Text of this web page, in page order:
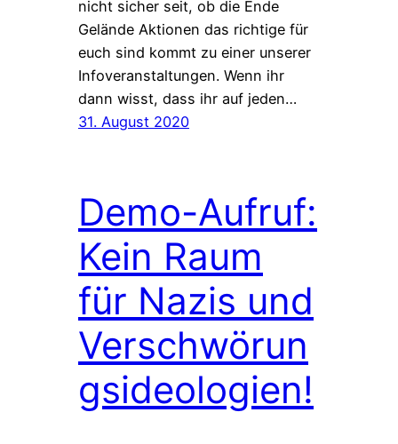
nicht sicher seit, ob die Ende
Gelände Aktionen das richtige für
euch sind kommt zu einer unserer
Infoveranstaltungen. Wenn ihr
dann wisst, dass ihr auf jeden…
31. August 2020
Demo-Aufruf:
Kein Raum
für Nazis und
Verschwörun
gsideologien!